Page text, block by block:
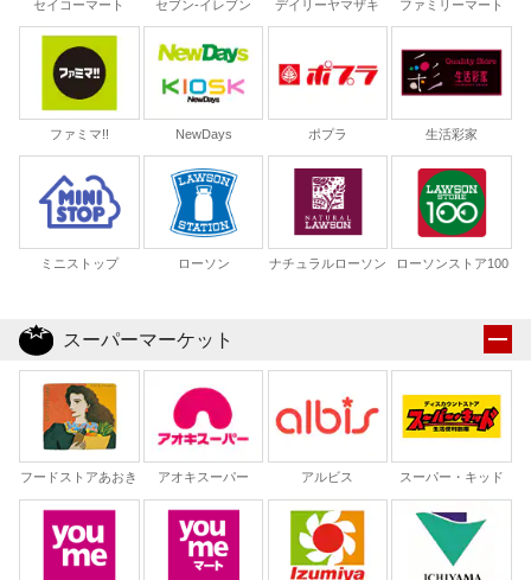
セイコーマート セブン-イレブン デイリーヤマザキ ファミリーマート
ファミマ!! NewDays ポプラ 生活彩家
ミニストップ ローソン ナチュラルローソン ローソンストア100
スーパーマーケット
フードストアあおき アオキスーパー アルビス スーパー・キッド